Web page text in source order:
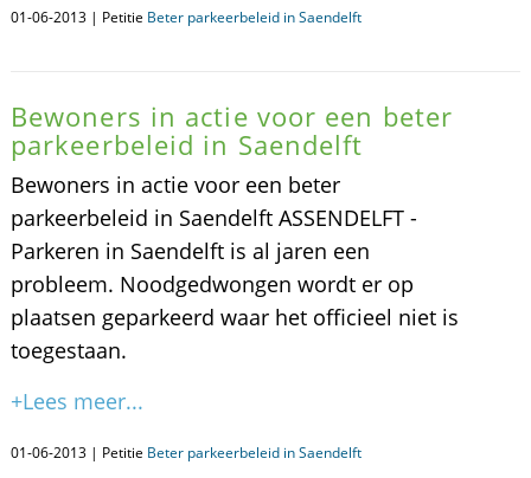
01-06-2013 | Petitie Beter parkeerbeleid in Saendelft
Bewoners in actie voor een beter
parkeerbeleid in Saendelft
Bewoners in actie voor een beter
parkeerbeleid in Saendelft ASSENDELFT -
Parkeren in Saendelft is al jaren een
probleem. Noodgedwongen wordt er op
plaatsen geparkeerd waar het officieel niet is
toegestaan.
+Lees meer...
01-06-2013 | Petitie Beter parkeerbeleid in Saendelft